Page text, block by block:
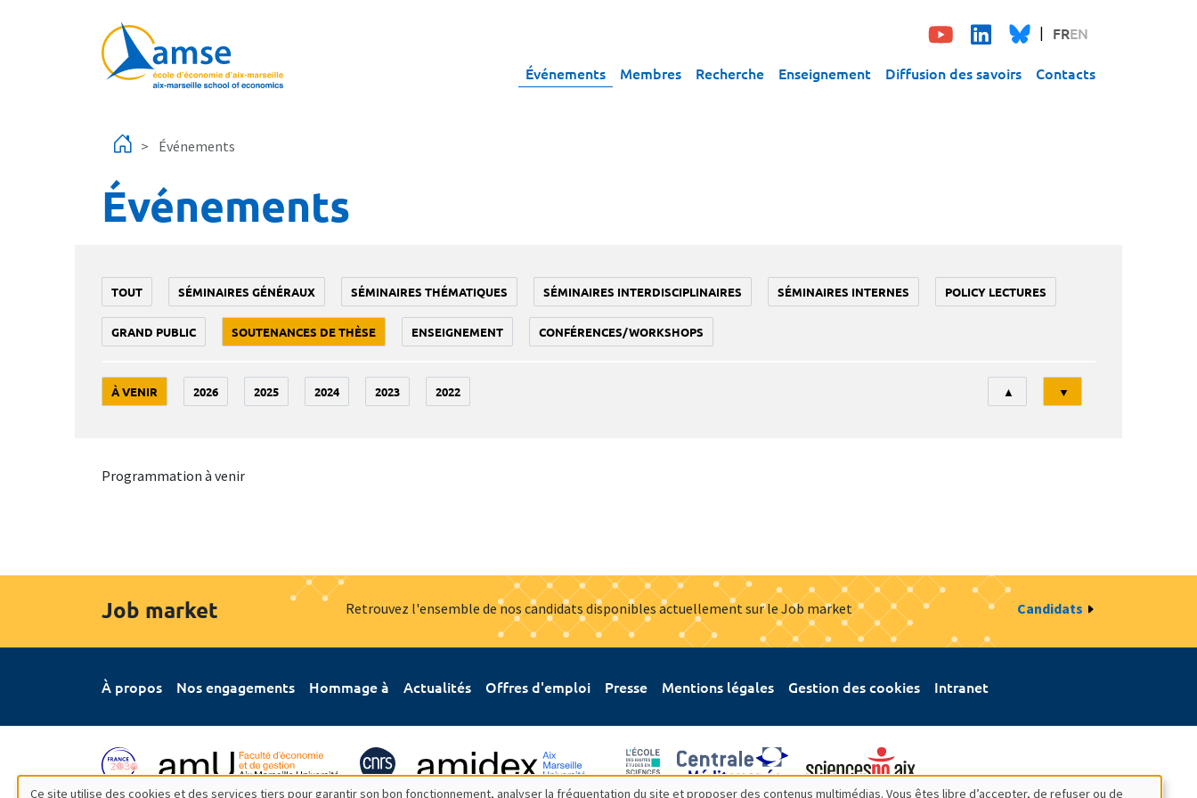
FREN
Événements Membres Recherche Enseignement Diffusion des savoirs Contacts
Événements
Événements
TOUT SÉMINAIRES GÉNÉRAUX SÉMINAIRES THÉMATIQUES SÉMINAIRES INTERDISCIPLINAIRES SÉMINAIRES INTERNES POLICY LECTURES
GRAND PUBLIC SOUTENANCES DE THÈSE ENSEIGNEMENT CONFÉRENCES/WORKSHOPS
À VENIR 2026 2025 2024 2023 2022
Tri
▲ ▼
Programmation à venir
Job market Retrouvez l'ensemble de nos candidats disponibles actuellement sur le Job market Candidats
À propos Nos engagements Hommage à Actualités Offres d'emploi Presse Mentions légales Gestion des cookies Intranet
Ce site utilise des cookies et des services tiers pour garantir son bon fonctionnement, analyser la fréquentation du site et proposer des contenus multimédias. Vous êtes libre d’accepter, de refuser ou de